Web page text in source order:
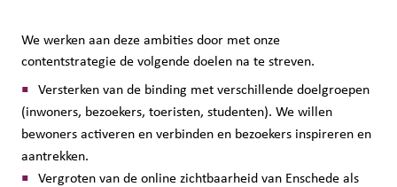
We werken aan deze ambities door met onze
contentstrategie de volgende doelen na te streven.
Versterken van de binding met verschillende doelgroepen
(inwoners, bezoekers, toeristen, studenten). We willen
bewoners activeren en verbinden en bezoekers inspireren en
aantrekken.
Vergroten van de online zichtbaarheid van Enschede als